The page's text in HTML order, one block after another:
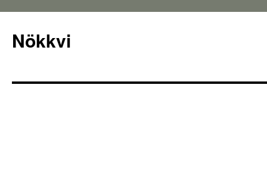
Nökkvi